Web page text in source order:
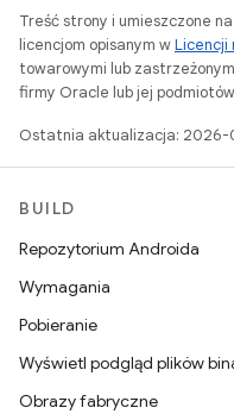
Treść strony i umieszczone
licencjom opisanym wLicencji
towarowymi lub
firmy Oracle lub jej
Ostatnia aktualizacja: 2026-
BUILD
Repozytorium Androida
Wymagania
Pobieranie
Wyświetl podgląd plików
Obrazy fabryczne